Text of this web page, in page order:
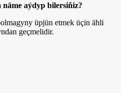
aýdyp bilersiňiz?
üpjün etmek üçin ähli
geçmelidir.